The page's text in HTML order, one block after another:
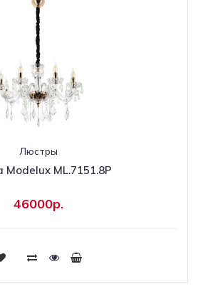
Люстры
ML.7151.8P
46000р.